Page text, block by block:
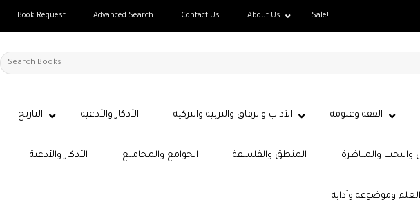
Book Request Advanced Search Contact Us About Us Sale!
Search
for:
الفقه وعلومه الآداب والرقاق والتربية والتزكية الأذكار والأدعية التاريخ
الأذكار والأدعية الجوامع والمجاميع المنطق والفلسفة والبحث والمناظرة
العلم وموضوعه وآدابه